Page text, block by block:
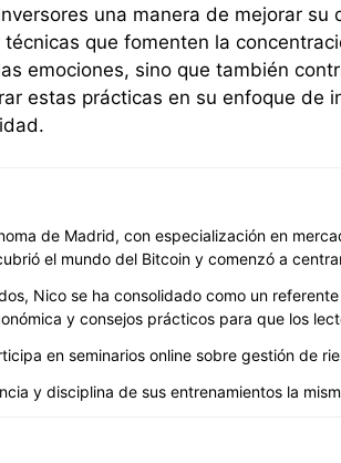
una manera de mejorar
que fomenten la
emociones, sino que también
estas prácticas en su enfoque de
de Madrid, con especialización en
el mundo del Bitcoin y comenzó a
Nico se ha consolidado como un
y consejos prácticos para que los
en seminarios online sobre gestión de
y disciplina de sus entrenamientos la